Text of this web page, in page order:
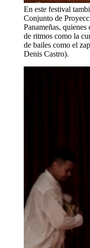
En este festival
Conjunto de
Panameñas,
de ritmos como la
de bailes como el
Denis Castro).